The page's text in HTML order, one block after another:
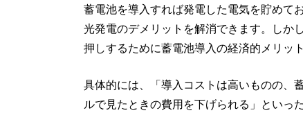
蓄電池を導入すれば発電した電気を貯めて
光発電のデメリットを解消できます。しか
押しするために蓄電池導入の経済的メリッ
具体的には、「導入コストは高いものの、
ルで見たときの費用を下げられる」といっ